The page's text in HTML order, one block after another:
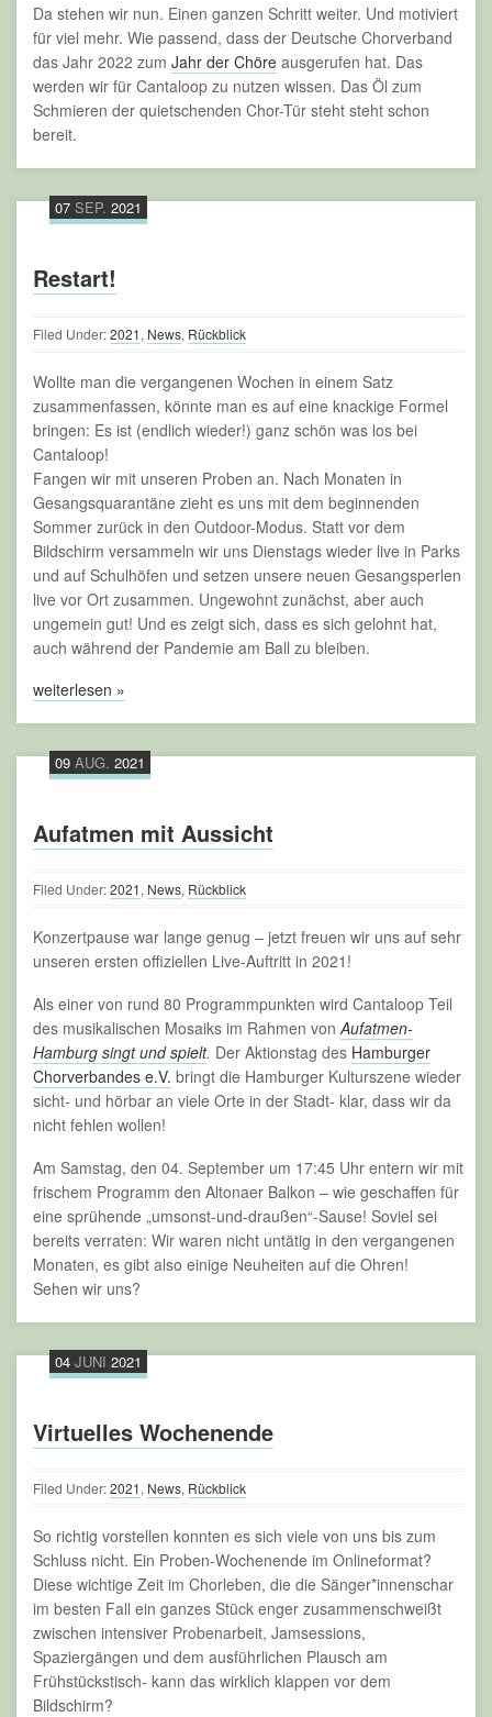
Da stehen wir nun. Einen ganzen Schritt weiter. Und motiviert
für viel mehr. Wie passend, dass der Deutsche Chorverband
das Jahr 2022 zum Jahr der Chöre ausgerufen hat. Das
werden wir für Cantaloop zu nutzen wissen. Das Öl zum
Schmieren der quietschenden Chor-Tür steht steht schon
bereit.
07 SEP. 2021
Restart!
Filed Under:2021, News, Rückblick
Wollte man die vergangenen Wochen in einem Satz
zusammenfassen, könnte man es auf eine knackige Formel
bringen: Es ist (endlich wieder!) ganz schön was los bei
Cantaloop!
Fangen wir mit unseren Proben an. Nach Monaten in
Gesangsquarantäne zieht es uns mit dem beginnenden
Sommer zurück in den Outdoor-Modus. Statt vor dem
Bildschirm versammeln wir uns Dienstags wieder live in Parks
und auf Schulhöfen und setzen unsere neuen Gesangsperlen
live vor Ort zusammen. Ungewohnt zunächst, aber auch
ungemein gut! Und es zeigt sich, dass es sich gelohnt hat,
auch während der Pandemie am Ball zu bleiben.
weiterlesen »
09 AUG. 2021
Aufatmen mit Aussicht
Filed Under:2021, News, Rückblick
Konzertpause war lange genug – jetzt freuen wir uns auf sehr
unseren ersten offiziellen Live-Auftritt in 2021!
Als einer von rund 80 Programmpunkten wird Cantaloop Teil
des musikalischen Mosaiks im Rahmen von Aufatmen-
Hamburg singt und spielt. Der Aktionstag des Hamburger
Chorverbandes e.V. bringt die Hamburger Kulturszene wieder
sicht- und hörbar an viele Orte in der Stadt- klar, dass wir da
nicht fehlen wollen!
Am Samstag, den 04. September um 17:45 Uhr entern wir mit
frischem Programm den Altonaer Balkon – wie geschaffen für
eine sprühende „umsonst-und-draußen“-Sause! Soviel sei
bereits verraten: Wir waren nicht untätig in den vergangenen
Monaten, es gibt also einige Neuheiten auf die Ohren!
Sehen wir uns?
04 JUNI 2021
Virtuelles Wochenende
Filed Under:2021, News, Rückblick
So richtig vorstellen konnten es sich viele von uns bis zum
Schluss nicht. Ein Proben-Wochenende im Onlineformat?
Diese wichtige Zeit im Chorleben, die die Sänger*innenschar
im besten Fall ein ganzes Stück enger zusammenschweißt
zwischen intensiver Probenarbeit, Jamsessions,
Spaziergängen und dem ausführlichen Plausch am
Frühstückstisch- kann das wirklich klappen vor dem
Bildschirm?